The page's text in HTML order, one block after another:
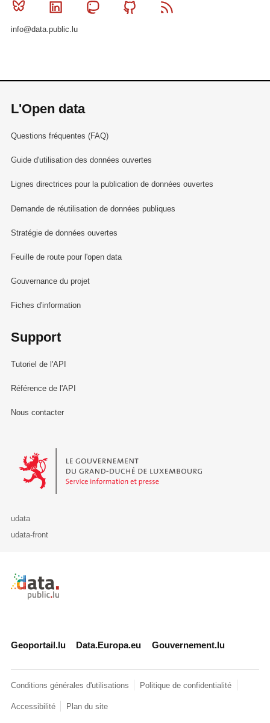
Bluesky Linkedin MastodonGithub
info@data.public.lu
L'Open data
Questions fréquentes (FAQ)
Guide d'utilisation des données ouvertes
Lignes directrices pour la publication de données ouvertes
Demande de réutilisation de données publiques
Stratégie de données ouvertes
Feuille de route pour l'open data
Gouvernance du projet
Fiches d'information
Support
Tutoriel de l'API
Référence de l'API
Nous contacter
Le Gouvernement du Grand-Duché de Luxembourg - Service
udata
udata-front
Retour à l'accueil de data.public.lu
Geoportail.lu Data.Europa.eu Gouvernement.lu
Conditions générales d'utilisations Politique de confidentialité
Accessibilité Plan du site